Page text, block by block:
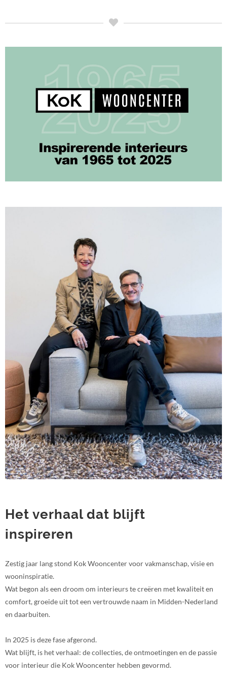
Het verhaal dat blijft
inspireren
Zestig jaar lang stond Kok Wooncenter voor vakmanschap, visie en
wooninspiratie.
Wat begon als een droom om interieurs te creëren met kwaliteit en
comfort, groeide uit tot een vertrouwde naam in Midden-Nederland
en daarbuiten.
In 2025 is deze fase afgerond.
Wat blijft, is het verhaal: de collecties, de ontmoetingen en de passie
voor interieur die Kok Wooncenter hebben gevormd.